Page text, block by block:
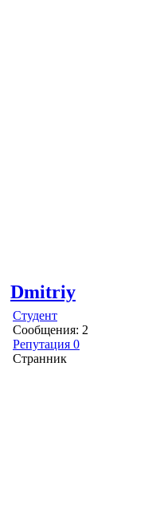
Dmitriy
Студент
Сообщения: 2
Репутация 0
Странник